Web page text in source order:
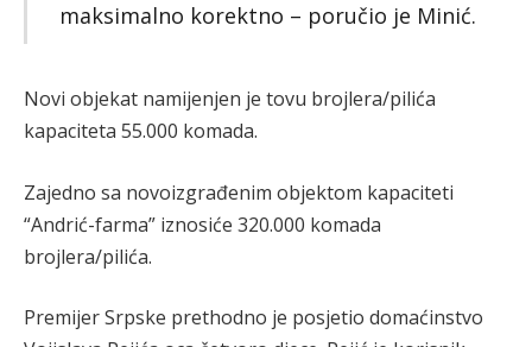
maksimalno korektno – poručio je Minić.
Novi objekat namijenjen je tovu brojlera/pilića
kapaciteta 55.000 komada.
Zajedno sa novoizgrađenim objektom kapaciteti
“Andrić-farma” iznosiće 320.000 komada
brojlera/pilića.
Premijer Srpske prethodno je posjetio domaćinstvo